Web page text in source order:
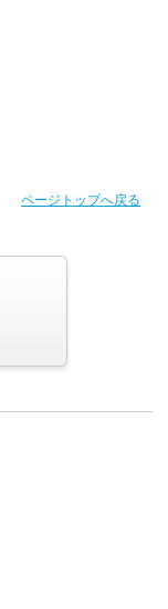
ページトップへ戻る